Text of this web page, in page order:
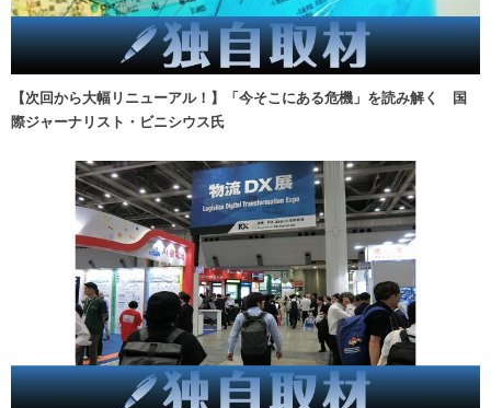
【次回から大幅リニューアル！】「今そこにある危機」を読み解く 国
際ジャーナリスト・ビニシウス氏